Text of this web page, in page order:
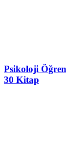
Psikoloji
30 Kitap